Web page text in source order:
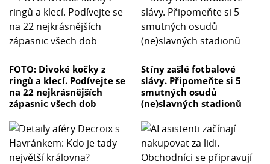
FOTO: Divoké kočky z
ringů a klecí. Podívejte se
na 22 nejkrásnějších
zápasnic všech dob
Stíny zašlé fotbalové
slávy. Připomeňte si 5
smutných osudů
(ne)slavných stadionů